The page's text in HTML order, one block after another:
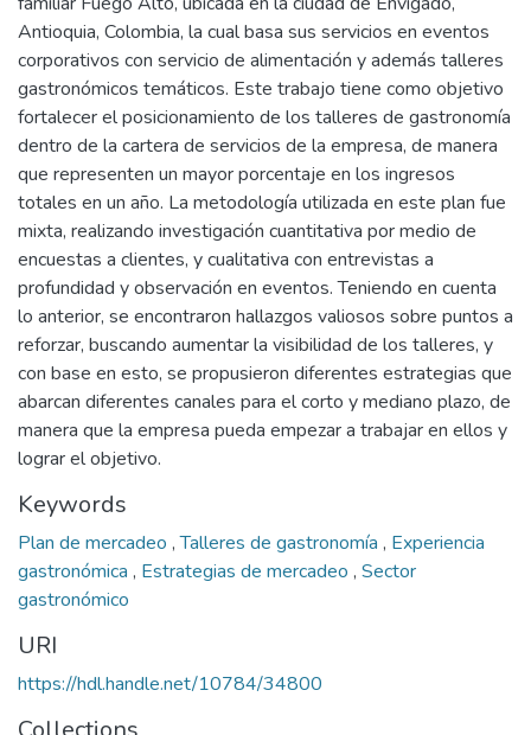
Antioquia, Colombia, la cual basa sus servicios en eventos
corporativos con servicio de alimentación y además talleres
gastronómicos temáticos. Este trabajo tiene como objetivo
fortalecer el posicionamiento de los talleres de gastronomía
dentro de la cartera de servicios de la empresa, de manera
que representen un mayor porcentaje en los ingresos
totales en un año. La metodología utilizada en este plan fue
mixta, realizando investigación cuantitativa por medio de
encuestas a clientes, y cualitativa con entrevistas a
profundidad y observación en eventos. Teniendo en cuenta
lo anterior, se encontraron hallazgos valiosos sobre puntos a
reforzar, buscando aumentar la visibilidad de los talleres, y
con base en esto, se propusieron diferentes estrategias que
abarcan diferentes canales para el corto y mediano plazo, de
manera que la empresa pueda empezar a trabajar en ellos y
lograr el objetivo.
Keywords
Plan de mercadeo ,Talleres de gastronomía , Experiencia
gastronómica , Estrategias de mercadeo , Sector
gastronómico
URI
https://hdl.handle.net/10784/34800